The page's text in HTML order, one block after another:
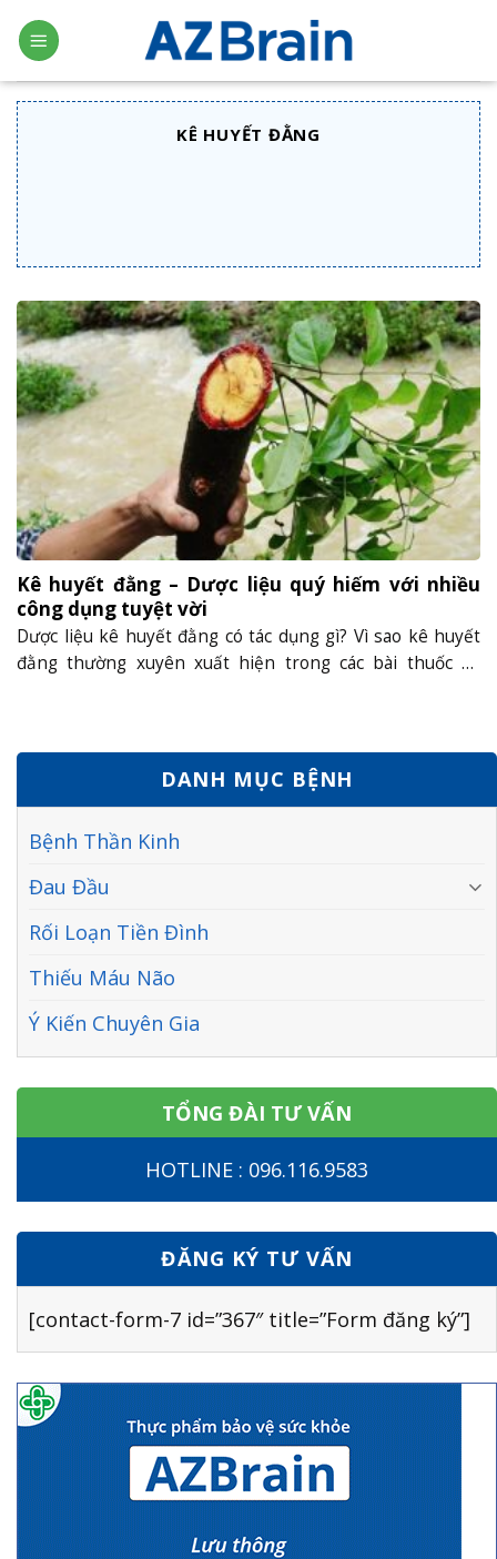
Skip
to
content
KÊ HUYẾT ĐẰNG
Kê huyết đằng – Dược liệu quý hiếm với nhiều
công dụng tuyệt vời
Dược liệu kê huyết đằng có tác dụng gì? Vì sao kê huyết
đằng thường xuyên xuất hiện trong các bài thuốc trị
DANH MỤC BỆNH
Bệnh Thần Kinh
Đau Đầu
Rối Loạn Tiền Đình
Thiếu Máu Não
Ý Kiến Chuyên Gia
TỔNG ĐÀI TƯ VẤN
HOTLINE : 096.116.9583
ĐĂNG KÝ TƯ VẤN
[contact-form-7 id=”367″ title=”Form đăng ký”]